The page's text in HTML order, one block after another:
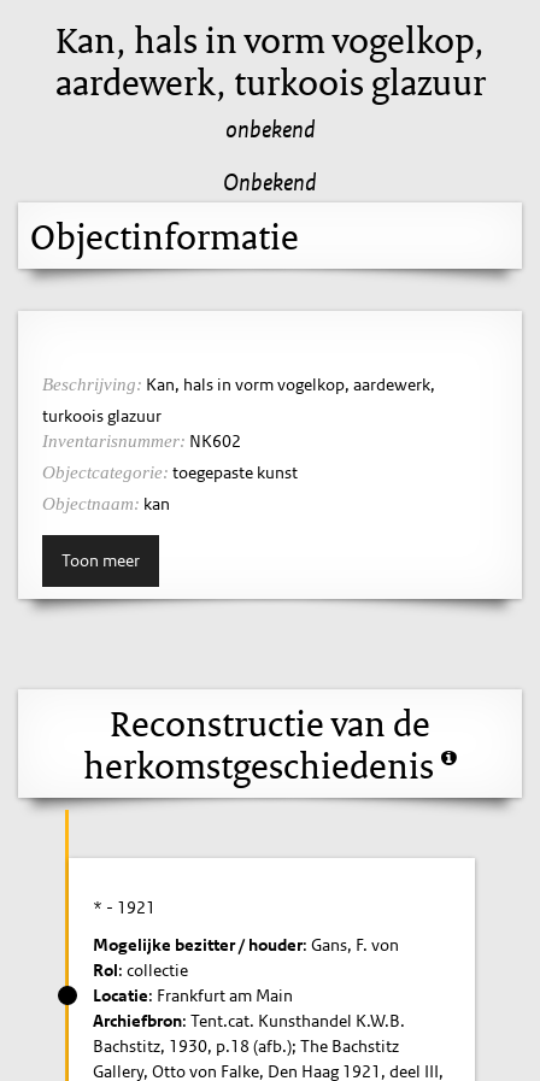
Kan, hals in vorm vogelkop,
aardewerk, turkoois glazuur
onbekend
Onbekend
Objectinformatie
Beschrijving: Kan, hals in vorm vogelkop, aardewerk,
turkoois glazuur
Inventarisnummer: NK602
Objectcategorie: toegepaste kunst
Objectnaam: kan
Toon meer
Reconstructie van de
herkomstgeschiedenis
* - 1921
Mogelijke bezitter / houder: Gans, F. von
Rol: collectie
Locatie: Frankfurt am Main
Archiefbron: Tent.cat. Kunsthandel K.W.B.
Bachstitz, 1930, p.18 (afb.); The Bachstitz
Gallery, Otto von Falke, Den Haag 1921, deel III,